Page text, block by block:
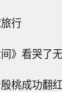
行
》看哭了无
桃成功翻